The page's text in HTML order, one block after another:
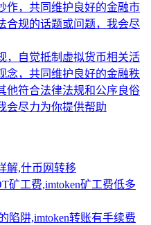
作，共同维护良好的金融市
合规的话题或问题，我会尽
，自觉抵制虚拟货币相关活
念，共同维护良好的金融秩
他符合法律法规和公序良俗
会尽力为你提供帮助
解,什币网转移
矿工费,imtoken矿工费低多
陷阱,imtoken转账有手续费